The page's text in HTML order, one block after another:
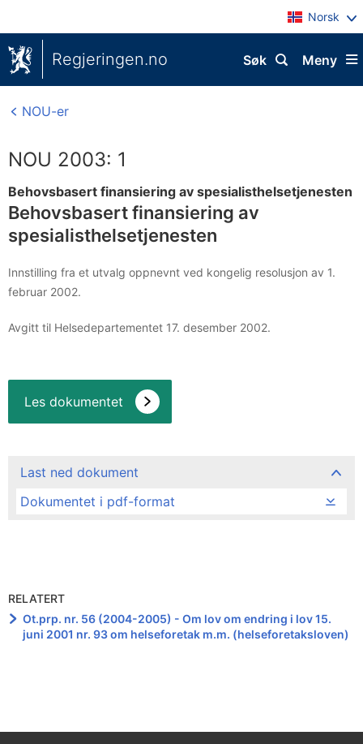
Norsk
Regjeringen.no Meny
Søk
NOU-er
NOU 2003: 1
Behovsbasert finansiering av spesialisthelsetjenesten
Behovsbasert finansiering av
spesialisthelsetjenesten
Innstilling fra et utvalg oppnevnt ved kongelig resolusjon av 1.
februar 2002.
Avgitt til Helsedepartementet 17. desember 2002.
Les dokumentet
Last ned dokument
Dokumentet i pdf-format
RELATERT
Ot.prp. nr. 56 (2004-2005) - Om lov om endring i lov 15.
juni 2001 nr. 93 om helseforetak m.m. (helseforetaksloven)